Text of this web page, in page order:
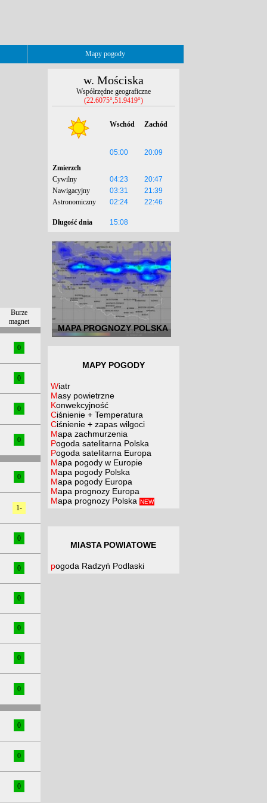
Mapy pogody
Burze
magnet
0
0
0
0
0
1-
0
0
0
0
0
0
0
0
0
w. Mościska
Współrzędne geograficzne
(22.6075°,51.9419°)
Wschód Zachód
05:00
20:09
Zmierzch
Cywilny
04:23
20:47
Nawigacyjny
03:31
21:39
Astronomiczny
02:24 22:46
Długość dnia 15:08
MAPA PROGNOZY POLSKA
MAPY POGODY
Wiatr
Masy powietrzne
Konwekcyjność
Ciśnienie + Temperatura
Ciśnienie + zapas wilgoci
Mapa zachmurzenia
Pogoda satelitarna Polska
Pogoda satelitarna Europa
Mapa pogody w Europie
Mapa pogody Polska
Mapa pogody Europa
Mapa prognozy Europa
Mapa prognozy Polska NEW
MIASTA POWIATOWE
pogoda Radzyń Podlaski